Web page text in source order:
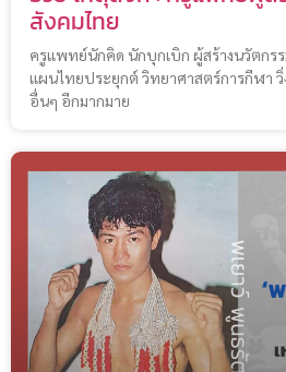
สังคมไทย
ครูแพทย์นักคิด นักบุกเบิก ผู้สร้างนวัตกร
แผนไทยประยุกต์ วิทยาศาสตร์การกีฬา
อื่นๆ อีกมากมาย